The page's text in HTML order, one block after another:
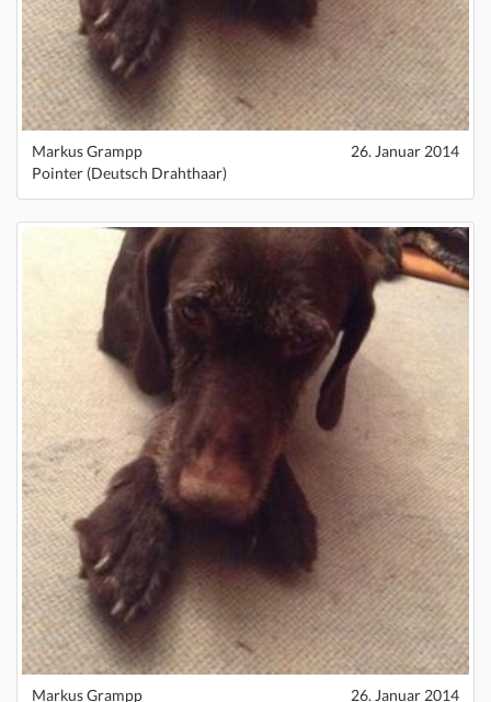
Markus Grampp
26. Januar 2014
Pointer (Deutsch Drahthaar)
Markus Grampp
26. Januar 2014